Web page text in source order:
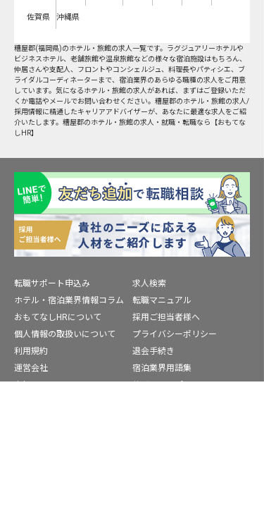
佐賀県 沖縄県
糟屋郡(福岡県)のホテル・旅館の求人一覧です。ラグジュアリーホテルや
ビジネスホテル、老舗旅館や温泉旅館などの様々な宿泊施設はもちろん、
仲居さんや支配人、フロントやコンシェルジュ、料理長やパティシエ、ブ
ライダルコーディネーターまで、宿泊業界のあらゆる職種の求人をご用意
しています。気になるホテル・旅館の求人があれば、まずはご登録いただ
くか電話やメールでお問い合わせください。糟屋郡のホテル・旅館の求人/
採用情報に精通したキャリアアドバイザーが、あなたに最適な求人をご紹
介いたします。糟屋郡のホテル・旅館の求人・就職・転職なら【おもてな
しHR】
転職サポート申込み
求人検索
ホテル・宿泊業界情報コラム
転職マニュアル
おもてなしHRについて
採用ご担当者様へ
個人情報の取扱いについて
プライバシーポリシー
利用規約
退会手続き
運営会社
宿泊業界用語集